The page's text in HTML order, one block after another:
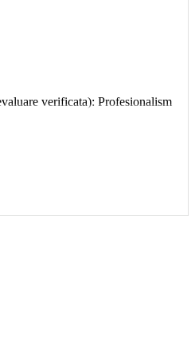
verificata): Profesionalism